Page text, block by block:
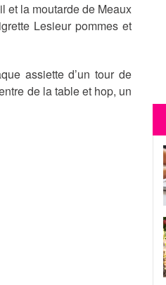
et la moutarde de Meaux
Lesieur pommes et
assiette d’un tour de
de la table et hop, un